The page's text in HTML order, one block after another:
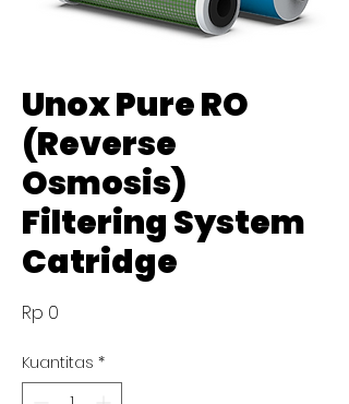
Unox Pure RO
(Reverse
Osmosis)
Filtering System
Catridge
Rp 0
Kuantitas *